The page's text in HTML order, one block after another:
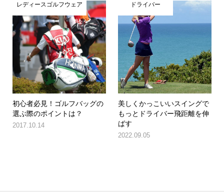
レディースゴルフウェア
初心者必見！ゴルフバッグの
選ぶ際のポイントは？
2017.10.14
ドライバー
美しくかっこいいスイングで
もっとドライバー飛距離を伸
ばす
2022.09.05